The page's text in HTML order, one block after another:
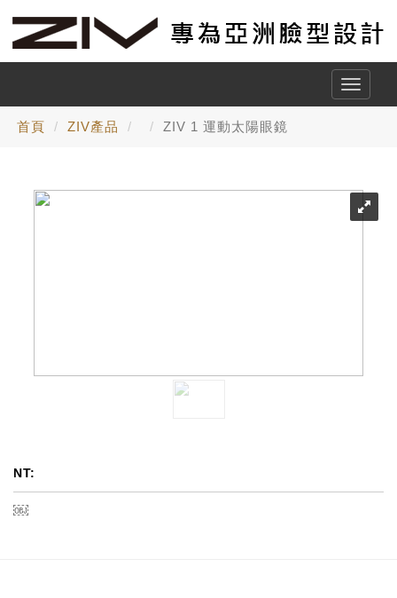
Toggle
首頁 ZIV產品 ZIV 1 運動太陽眼鏡
NT:
￼